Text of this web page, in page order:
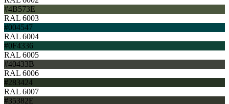
#4B573E
RAL 6003
#004547
RAL 6004
#0F4336
RAL 6005
#40433B
RAL 6006
#283424
RAL 6007
#35382E